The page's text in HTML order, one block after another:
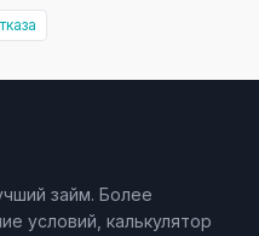
займ. Более
условий, калькулятор